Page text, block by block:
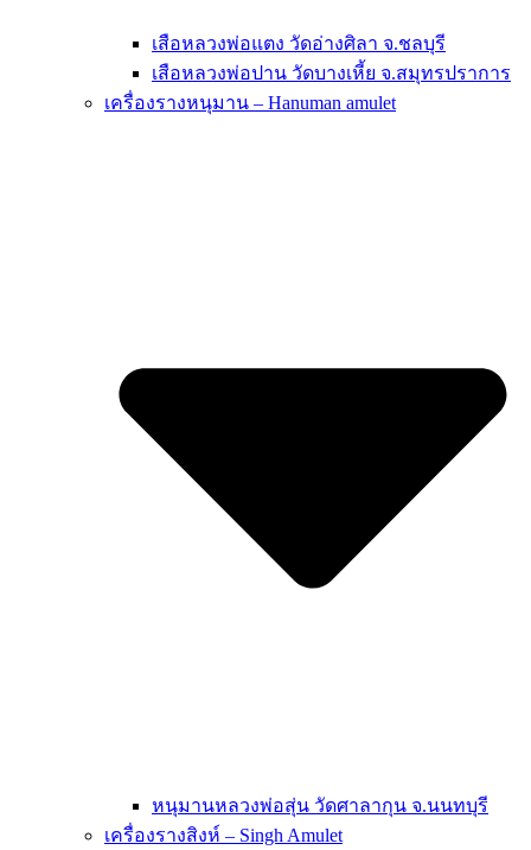
เสือหลวงพ่อแตง วัดอ่างศิลา จ.ชลบุรี
เสือหลวงพ่อปาน วัดบางเหี้ย จ.สมุทรปราการ
เครื่องรางหนุมาน – Hanuman amulet
หนุมานหลวงพ่อสุ่น วัดศาลากุน จ.นนทบุรี
เครื่องรางสิงห์ – Singh Amulet